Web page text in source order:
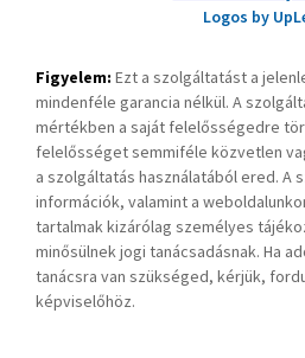
Logos by
Figyelem: Ezt a szolgáltatást a
mindenféle garancia nélkül. A
mértékben a saját felelősségedre
felelősséget semmiféle közvetlen
a szolgáltatás használatából ered. A
információk, valamint a
tartalmak kizárólag személyes
minősülnek jogi tanácsadásnak. Ha
tanácsra van szükséged, kérjük,
képviselőhöz.